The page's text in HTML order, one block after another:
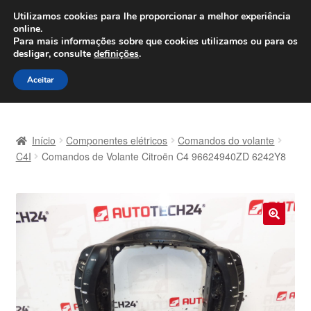
ENVIO a partir de 7 EUR
Seg-Sex, das 9h às 16h800 500 967
Ir
para
a
Saltar
para
o
Carrinho
Contato
Envio para todo o planeta
Minha conta
Início Componentes elétricos
Comandos do volante
C4I
Comandos de Volante Citroën C4 96624940ZD 6242Y8
Utilizamos cookies para lhe proporcionar a melhor experiência
online.
Para mais informações sobre que cookies utilizamos ou para os
desligar, consulte definições.
Aceitar